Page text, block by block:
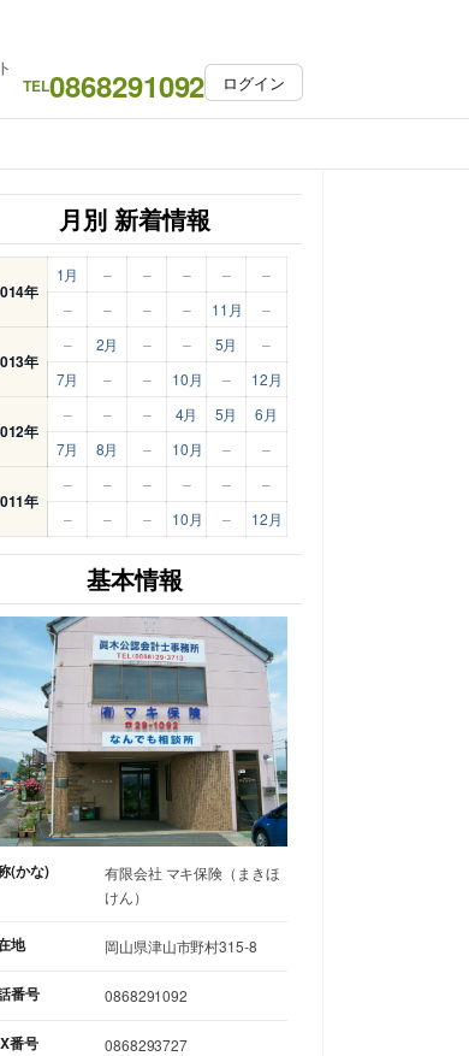
TEL0868291092 ログイン
月別 新着情報
年
1月 – – – –
–
–
– – – 11月 –
年
– 2月 – – 5月
–
7月
– – 10月 – 12月
年
– – – 4月 5月
6月
7月
8月 – 10月 – –
年
– – – – –
–
–
– – 10月 – 12月
基本情報
(かな)
有限会社 マキ保険（まきほ
けん）
地 岡山県津山市野村315-8
番号 0868291092
番号 0868293727